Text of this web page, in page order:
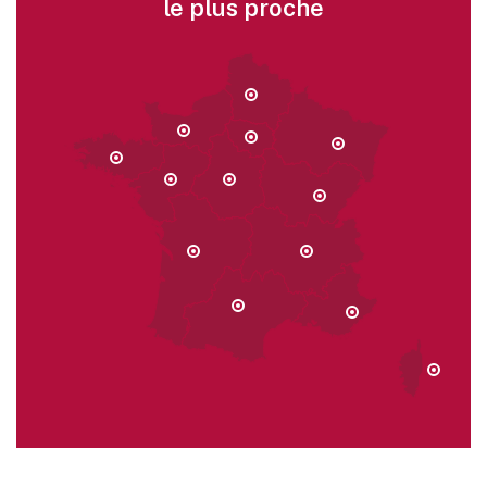
le plus proche